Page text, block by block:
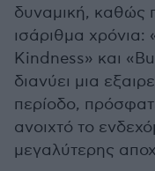
δυναμική, καθώς
ισάριθμα
Kindness» και
διανύει μια
περίοδο,
ανοιχτό το
μεγαλύτερης